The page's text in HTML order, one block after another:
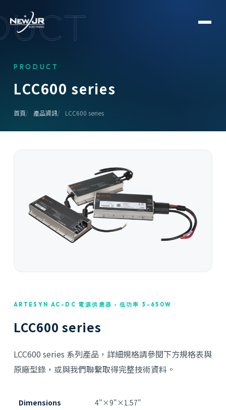
PRODUCT
LCC600 series
首頁 產品資訊 LCC600 series
ARTESYN AC-DC 電源供應器 › 低功率 3-650W
LCC600 series
LCC600 series 系列產品，詳細規格請參閱下方規格表與
原廠型錄，或與我們聯繫取得完整技術資料。
Dimensions
4"×9"×1.57"